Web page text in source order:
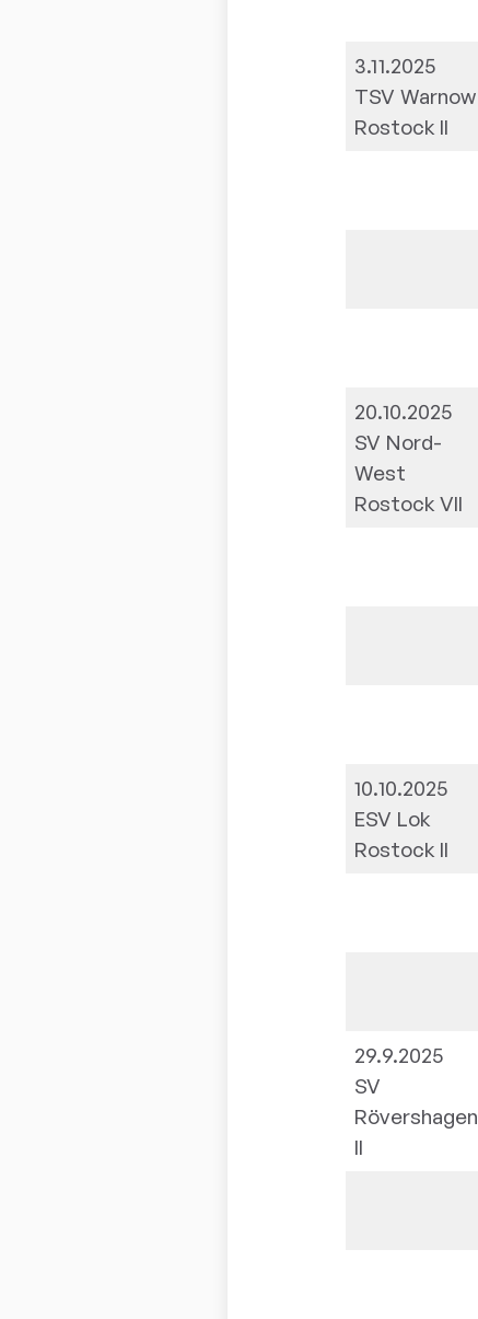
3.11.2025
TSV Warnow
Rostock II
20.10.2025
SV Nord-
West
Rostock VII
10.10.2025
ESV Lok
Rostock II
29.9.2025
SV
Rövershagen
II